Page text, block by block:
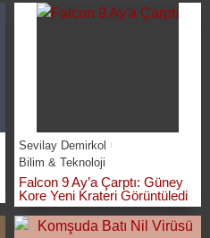
Sevilay Demirkol
Bilim & Teknoloji
Falcon 9 Ay’a Çarptı: Güney
Kore Yeni Krateri Görüntüledi